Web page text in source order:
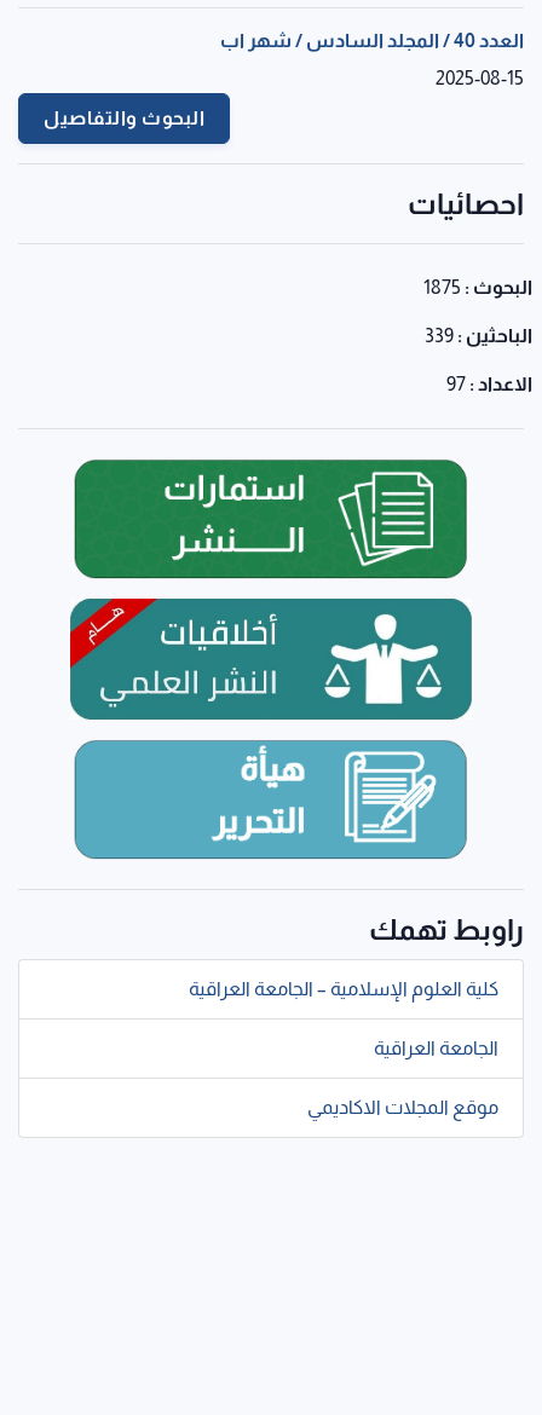
العدد 40 / المجلد السادس / شهر اب
2025-08-15
البحوث والتفاصيل
احصائيات
البحوث : 1875
الباحثين : 339
الاعداد : 97
راوبط تهمك
كلية العلوم الإسلامية – الجامعة العراقية
الجامعة العراقية
موقع المجلات الاكاديمي